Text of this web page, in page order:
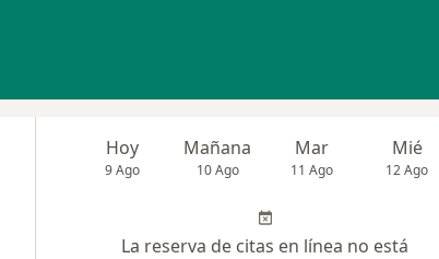
Hoy
9 Ago
Mañana
10 Ago
Mar
11 Ago
Mié
12 Ago
La reserva de citas en línea no está